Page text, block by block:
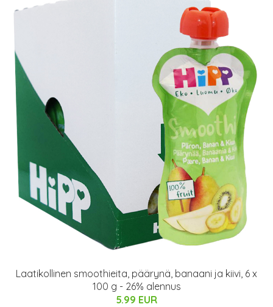
Laatikollinen smoothieita, päärynä, banaani ja kiivi, 6 x
100 g - 26% alennus
5.99 EUR